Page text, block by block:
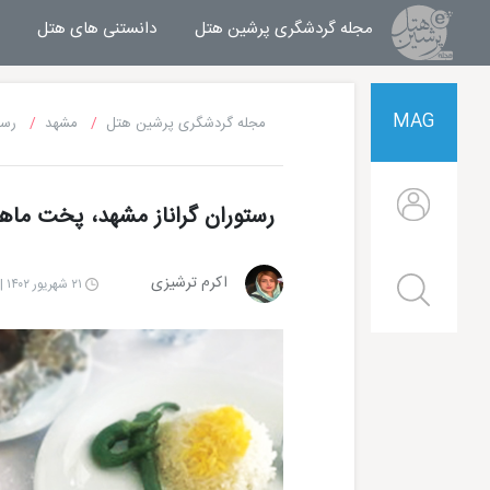
مجله گردشگری پرشین هتل مجله خبری پرشین هتل
دانستنی های هتل
MAG مجله گردشگری پرشین هتل مشهد
رستوران گراناز مشهد، پخت
اکرم ترشیزی ۲۱ شهریور ۱۴۰۲ | ۱۰:۰۰
هتل الماس 2 مشهد